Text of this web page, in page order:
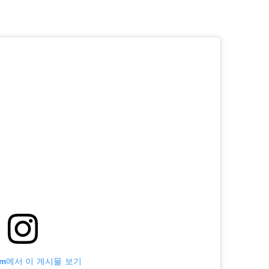
에서 이 게시물 보기